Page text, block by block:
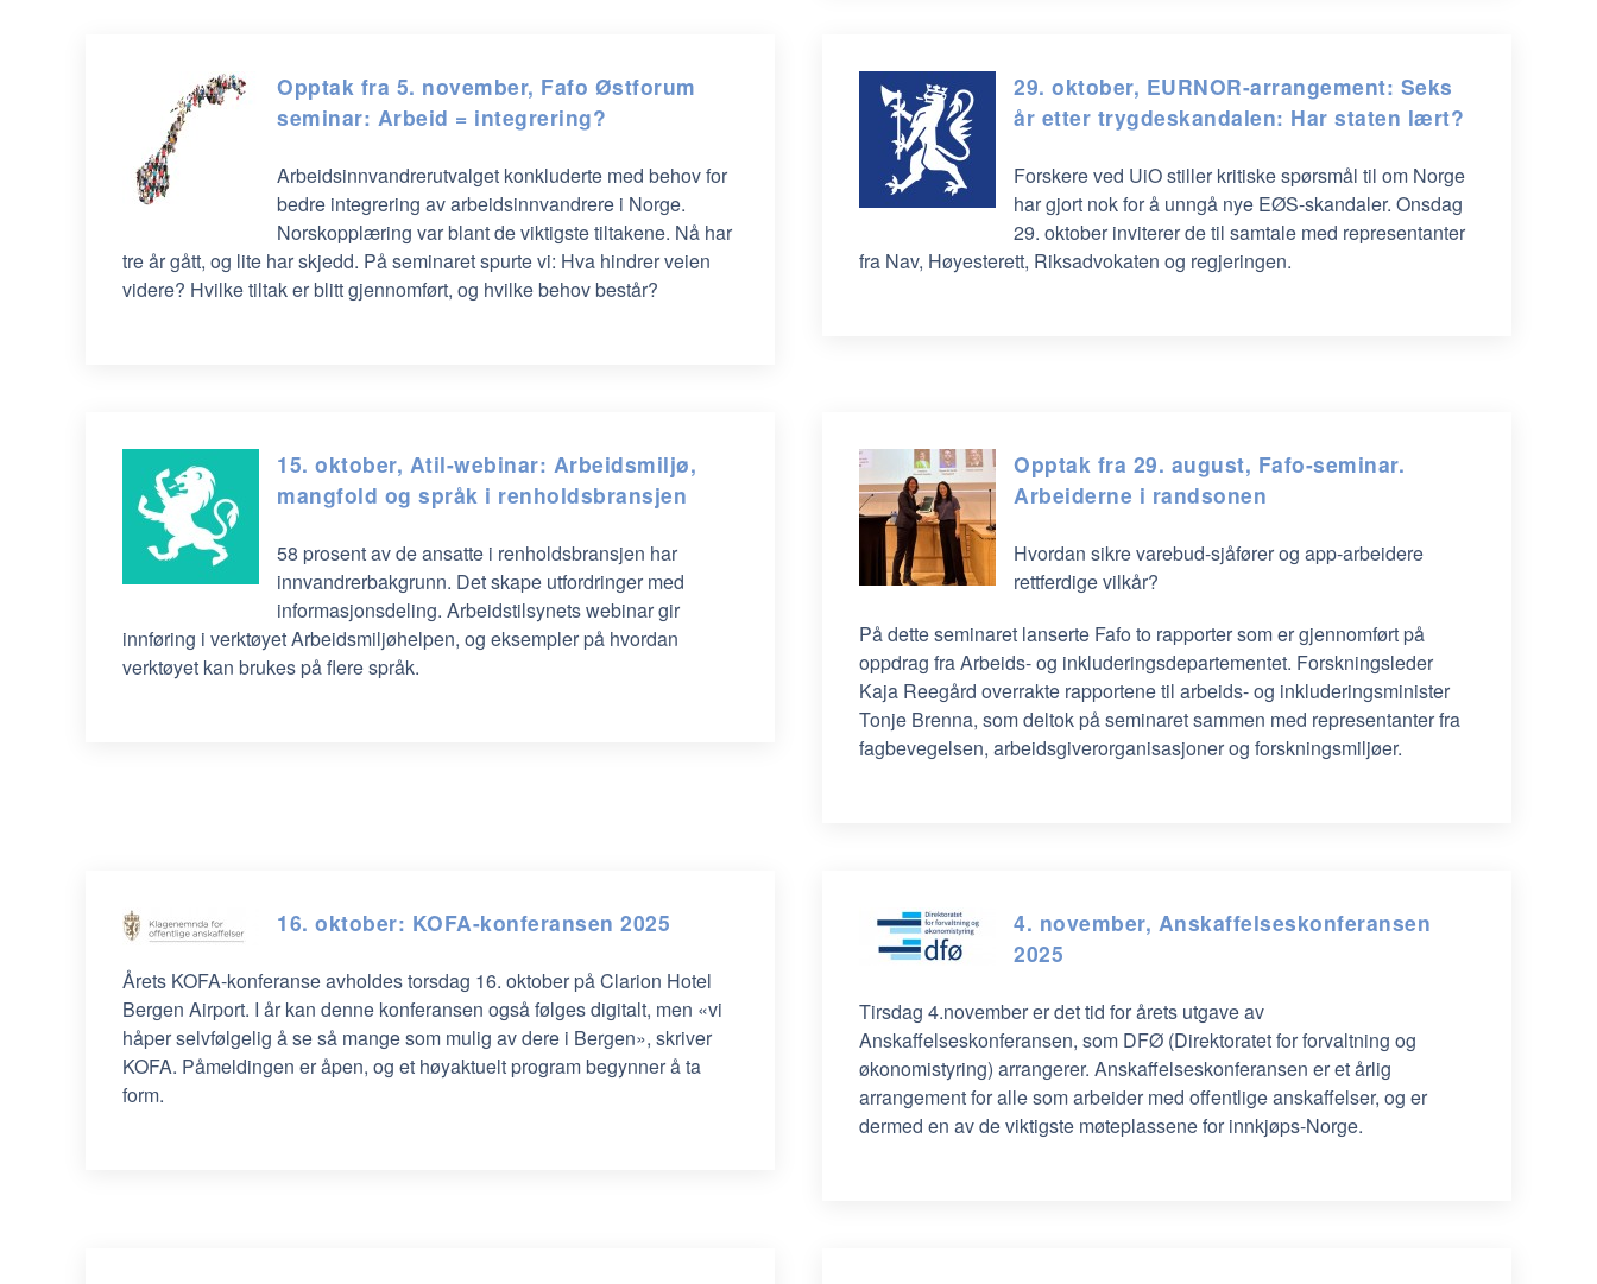
Opptak fra 5. november, Fafo Østforum
seminar: Arbeid = integrering?
Arbeidsinnvandrerutvalget konkluderte med behov for
bedre integrering av arbeidsinnvandrere i Norge.
Norskopplæring var blant de viktigste tiltakene. Nå har
tre år gått, og lite har skjedd. På seminaret spurte vi: Hva hindrer veien
videre? Hvilke tiltak er blitt gjennomført, og hvilke behov består?
29. oktober, EURNOR-arrangement: Seks
år etter trygdeskandalen: Har staten lært?
Forskere ved UiO stiller kritiske spørsmål til om Norge
har gjort nok for å unngå nye EØS-skandaler. Onsdag
29. oktober inviterer de til samtale med representanter
fra Nav, Høyesterett, Riksadvokaten og regjeringen.
15. oktober, Atil-webinar: Arbeidsmiljø,
mangfold og språk i renholdsbransjen
58 prosent av de ansatte i renholdsbransjen har
innvandrerbakgrunn. Det skape utfordringer med
informasjonsdeling. Arbeidstilsynets webinar gir
innføring i verktøyet Arbeidsmiljøhelpen, og eksempler på hvordan
verktøyet kan brukes på flere språk.
Opptak fra 29. august, Fafo-seminar.
Arbeiderne i randsonen
Hvordan sikre varebud-sjåfører og app-arbeidere
rettferdige vilkår?
På dette seminaret lanserte Fafo to rapporter som er gjennomført på
oppdrag fra Arbeids- og inkluderingsdepartementet. Forskningsleder
Kaja Reegård overrakte rapportene til arbeids- og inkluderingsminister
Tonje Brenna, som deltok på seminaret sammen med representanter fra
fagbevegelsen, arbeidsgiverorganisasjoner og forskningsmiljøer.
16. oktober: KOFA-konferansen 2025
Årets KOFA-konferanse avholdes torsdag 16. oktober på Clarion Hotel
Bergen Airport. I år kan denne konferansen også følges digitalt, men «vi
håper selvfølgelig å se så mange som mulig av dere i Bergen», skriver
KOFA. Påmeldingen er åpen, og et høyaktuelt program begynner å ta
form.
4. november, Anskaffelseskonferansen
2025
Tirsdag 4.november er det tid for årets utgave av
Anskaffelseskonferansen, som DFØ (Direktoratet for forvaltning og
økonomistyring) arrangerer. Anskaffelseskonferansen er et årlig
arrangement for alle som arbeider med offentlige anskaffelser, og er
dermed en av de viktigste møteplassene for innkjøps-Norge.